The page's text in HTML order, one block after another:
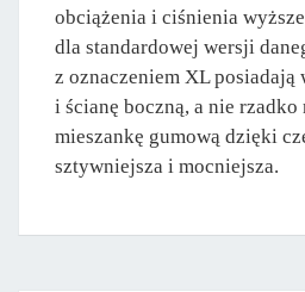
obciążenia i ciśnienia
dla standardowej wersji
z oznaczeniem XL posiadają
i ścianę boczną, a nie
mieszankę gumową dzięki
sztywniejsza i mocniejsza.